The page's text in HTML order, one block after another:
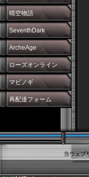
晴空物語
SeventhDark
ArcheAge
ローズオンライン
マビノギ
再配達フォーム
当ウェブ